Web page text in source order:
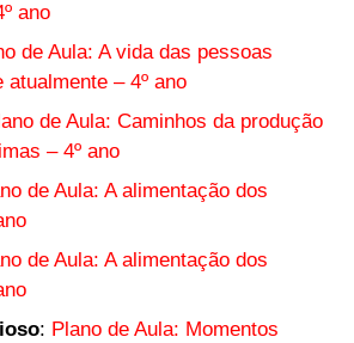
ano
de Aula: A vida das pessoas
atualmente – 4º ano
de Aula: Caminhos da produção
– 4º ano
de Aula: A alimentação dos
de Aula: A alimentação dos
: Plano de Aula: Momentos